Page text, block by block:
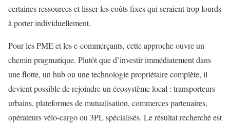
certaines ressources et lisser les coûts fixes qui seraient trop lourds
à porter individuellement.
Pour les PME et les e-commerçants, cette approche ouvre un
chemin pragmatique. Plutôt que d’investir immédiatement dans
une flotte, un hub ou une technologie propriétaire complète, il
devient possible de rejoindre un écosystème local : transporteurs
urbains, plateformes de mutualisation, commerces partenaires,
opérateurs vélo-cargo ou 3PL spécialisés. Le résultat recherché est